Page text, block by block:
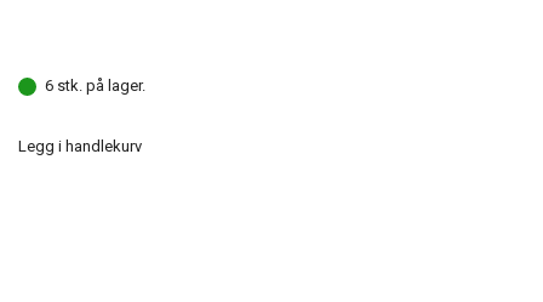
6 stk. på lager.
Legg i handlekurv